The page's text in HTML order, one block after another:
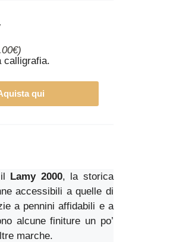
calligrafia.
qui
Lamy 2000, la storica
accessibili a quelle di
a pennini affidabili e a
alcune finiture un po’
marche.